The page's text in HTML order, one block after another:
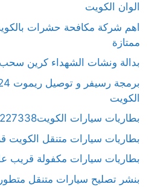
الوان الكويت
اهم شركة مكافحة حشرات
ممتازة
بدالة ونشات الشهداء كرين
الكويت
بطاريات سيارات الكويت52227338
بطاريات سيارات متنقل
بطاريات سيارات مكفولة قريب
بنشر تصليح سيارات متنقل